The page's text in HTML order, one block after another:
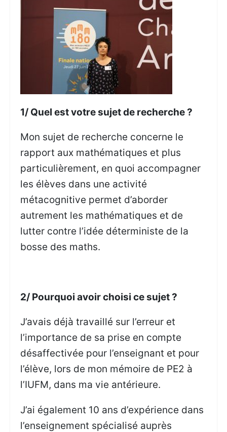
1/ Quel est votre sujet de recherche ?
Mon sujet de recherche concerne le
rapport aux mathématiques et plus
particulièrement, en quoi accompagner
les élèves dans une activité
métacognitive permet d’aborder
autrement les mathématiques et de
lutter contre l’idée déterministe de la
bosse des maths.
2/ Pourquoi avoir choisi ce sujet ?
J’avais déjà travaillé sur l’erreur et
l’importance de sa prise en compte
désaffectivée pour l’enseignant et pour
l’élève, lors de mon mémoire de PE2 à
l’IUFM, dans ma vie antérieure.
J’ai également 10 ans d’expérience dans
l’enseignement spécialisé auprès